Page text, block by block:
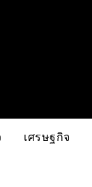
เศรษฐกิจ